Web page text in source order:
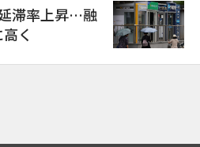
滞率上昇…融
く